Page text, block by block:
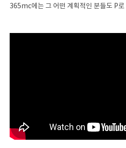
365mc에는 그 어떤 계획적인 분들도 P로